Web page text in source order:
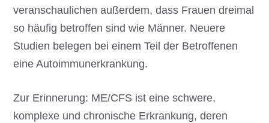
veranschaulichen außerdem, dass Frauen dreimal
so häufig betroffen sind wie Männer. Neuere
Studien belegen bei einem Teil der Betroffenen
eine Autoimmunerkrankung.
Zur Erinnerung: ME/CFS ist eine schwere,
komplexe und chronische Erkrankung, deren